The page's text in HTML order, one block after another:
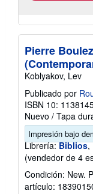
Pierre
Koblyakov, Lev
Publicado por
ISBN 10:
Nuevo / Tapa
Impresión bajo
Librería: Biblios,
(vendedor de 4
Condición: New.
artículo: